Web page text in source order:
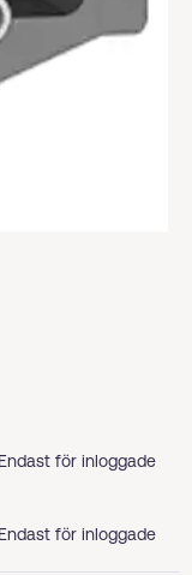
Endast för inloggade
Endast för inloggade